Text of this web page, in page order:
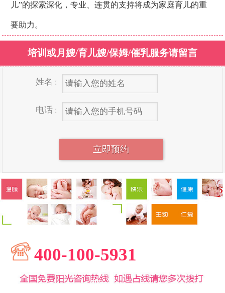
儿”的探索深化，专业、连贯的支持将成为家庭育儿的重
要助力。
培训或月嫂/育儿嫂/保姆/催乳服务请留言
姓名 :
电话 :
400-100-5931